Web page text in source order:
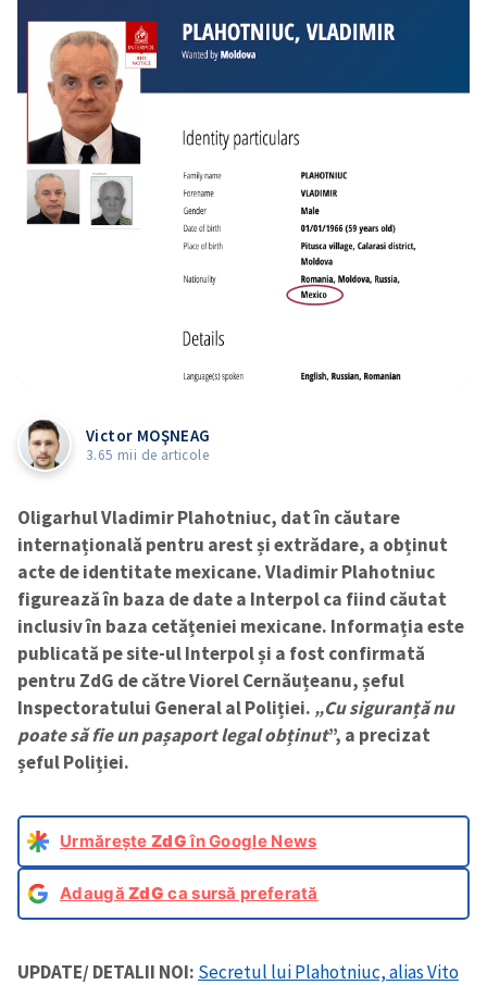
Victor MOŞNEAG
3.65 mii de articole
Oligarhul Vladimir Plahotniuc, dat în căutare
internațională pentru arest și extrădare, a obținut
acte de identitate mexicane. Vladimir Plahotniuc
figurează în baza de date a Interpol ca fiind căutat
inclusiv în baza cetățeniei mexicane. Informația este
publicată pe site-ul Interpolși a fost confirmată
pentru ZdG de către Viorel Cernăuțeanu, șeful
Inspectoratului General al Poliției. „Cu siguranță nu
poate să fie un pașaport legal obținut”, a precizat
șeful Poliției.
Urmărește ZdGîn Google News
AdaugăZdG ca sursă preferată
UPDATE/ DETALII NOI: Secretul lui Plahotniuc, alias Vito